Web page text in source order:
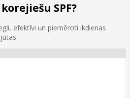
SPF?
efektīvi un piemēroti ikdienas